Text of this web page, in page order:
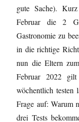
gute Sache).
Februar die 2
Gastronomie zu
in die richtige
nun die Eltern
Februar 2022
wöchentlich testen
Frage auf: Warum
drei Tests